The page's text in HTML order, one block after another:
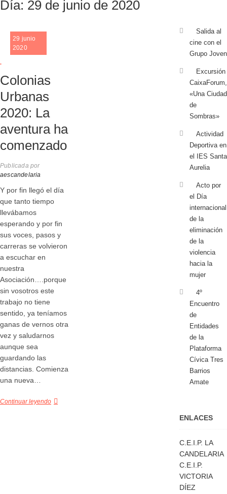
Día: 29 de junio de 2020
29 junio
2020
.
Colonias
Urbanas
2020: La
aventura ha
comenzado
Publicada por
aescandelaria
Y por fin llegó el día
que tanto tiempo
llevábamos
esperando y por fin
sus voces, pasos y
carreras se volvieron
a escuchar en
nuestra
Asociación….porque
sin vosotros este
trabajo no tiene
sentido, ya teníamos
ganas de vernos otra
vez y saludarnos
aunque sea
guardando las
distancias. Comienza
una nueva…
Continuar leyendo
Salida al
cine con el
Grupo Joven
Excursión
CaixaForum,
«Una Ciudad
de
Sombras»
Actividad
Deportiva en
el IES Santa
Aurelia
Acto por
el Día
internacional
de la
eliminación
de la
violencia
hacia la
mujer
4º
Encuentro
de
Entidades
de la
Plataforma
Cívica Tres
Barrios
Amate
ENLACES
C.E.I.P. LA
CANDELARIA
C.E.I.P.
VICTORIA
DÍEZ